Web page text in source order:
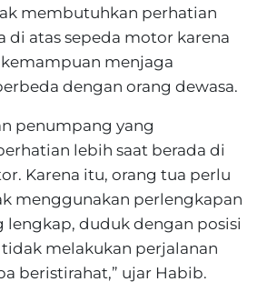
membutuhkan perhatian
di atas sepeda motor karena
menjaga
dengan orang dewasa.
penumpang yang
lebih saat berada di
Karena itu, orang tua perlu
menggunakan perlengkapan
lengkap, duduk dengan posisi
melakukan perjalanan
beristirahat,” ujar Habib.